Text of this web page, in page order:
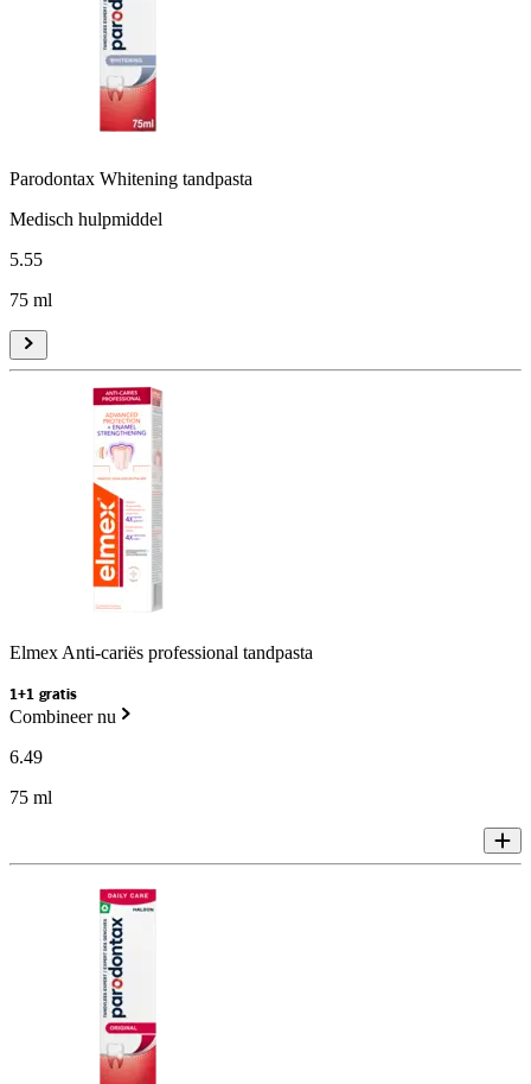
Parodontax Whitening tandpasta
Medisch hulpmiddel
5.55
75 ml
Elmex Anti-cariës professional tandpasta
1+1 gratis
Combineer nu
6.49
75 ml